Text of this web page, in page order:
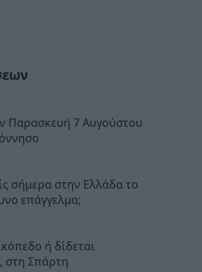
Παρασκευή 7 Αυγούστου
σήμερα στην Ελλάδα το
επάγγελμα;
ή δίδεται
στη Σπάρτη